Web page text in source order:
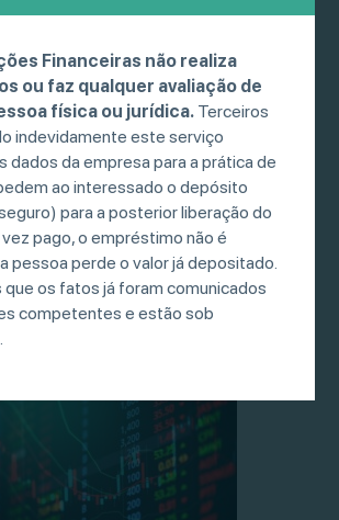
Financeiras não realiza
ou faz qualquer avaliação de
física ou jurídica. Terceiros
indevidamente este serviço
dados da empresa para a prática de
ao interessado o depósito
para a posterior liberação do
pago, o empréstimo não é
pessoa perde o valor já depositado.
que os fatos já foram comunicados
competentes e estão sob
debêntures, CRIs e CRAs
bate recorde
POP BR mostrou que esses títulos
681 bilhões entre janeiro […]